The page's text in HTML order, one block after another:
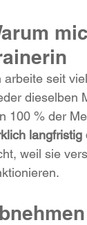
arbeite seit
dieselben
100 % der
langfristig
weil sie